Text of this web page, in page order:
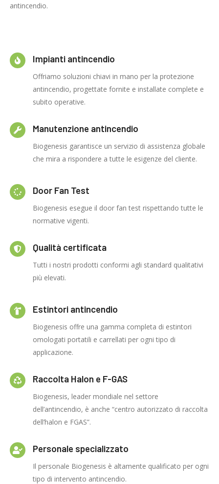
antincendio.
Impianti antincendio
Offriamo soluzioni chiavi in mano per la protezione
antincendio, progettate fornite e installate complete e
subito operative.
Manutenzione antincendio
Biogenesis garantisce un servizio di assistenza globale
che mira a rispondere a tutte le esigenze del cliente.
Door Fan Test
Biogenesis esegue il door fan test rispettando tutte le
normative vigenti.
Qualità certificata
Tutti i nostri prodotti conformi agli standard qualitativi
più elevati.
Estintori antincendio
Biogenesis offre una gamma completa di estintori
omologati portatili e carrellati per ogni tipo di
applicazione.
Raccolta Halon e F-GAS
Biogenesis, leader mondiale nel settore
dell’antincendio, è anche “centro autorizzato di raccolta
dell’halon e FGAS”.
Personale specializzato
Il personale Biogenesis è altamente qualificato per ogni
tipo di intervento antincendio.